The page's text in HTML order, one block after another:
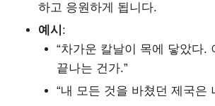
하고 응원하게 됩니다.
예시 :
“차가운 칼날이 목에 닿았다.
끝나는 건가.”
“내 모든 것을 바쳤던 제국은